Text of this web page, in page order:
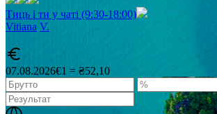
Тиць і ти у чаті (9:30-18:00)
Vitiana V.
07.08.2026€1 = ₴52,10